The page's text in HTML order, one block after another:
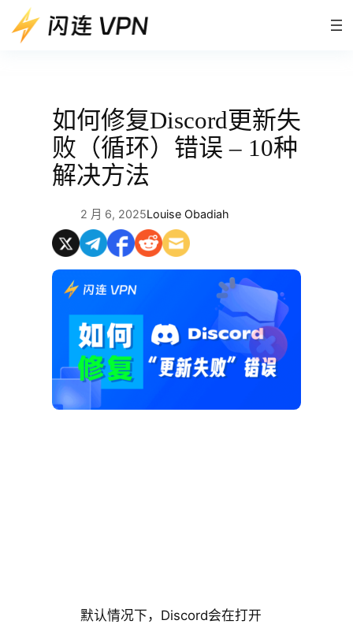
至
如何修复Discord更新失
败（循环）错误 – 10种
解决方法
2 月 6, 2025Louise Obadiah
默认情况下，Discord会在打开